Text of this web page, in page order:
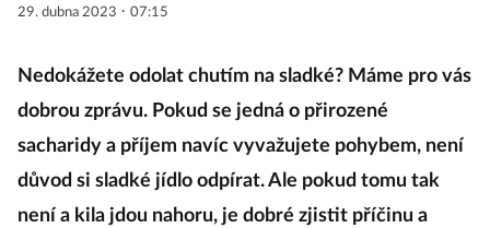
29. dubna 2023 · 07:15
Nedokážete odolat chutím na sladké? Máme pro vás
dobrou zprávu. Pokud se jedná o přirozené
sacharidy a příjem navíc vyvažujete pohybem, není
důvod si sladké jídlo odpírat. Ale pokud tomu tak
není a kila jdou nahoru, je dobré zjistit příčinu a